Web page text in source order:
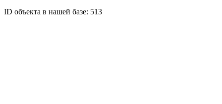
ID объекта в нашей базе: 513